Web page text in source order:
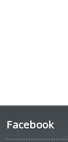
Facebook